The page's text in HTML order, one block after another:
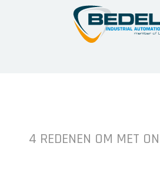
4 REDENEN OM MET